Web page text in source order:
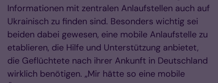
Informationen mit zentralen Anlaufstellen auch auf
Ukrainisch zu finden sind. Besonders wichtig sei
beiden dabei gewesen, eine mobile Anlaufstelle zu
etablieren, die Hilfe und Unterstützung anbietet,
die Geflüchtete nach ihrer Ankunft in Deutschland
wirklich benötigen. „Mir hätte so eine mobile